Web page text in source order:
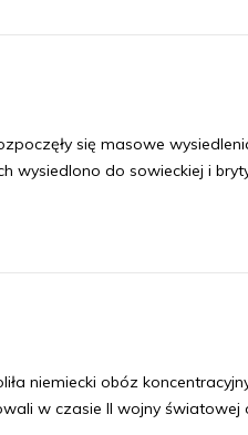
się masowe
wysiedlono do sowieckiej i
niemiecki obóz
w czasie II wojny światowej